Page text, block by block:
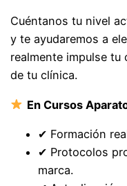
Cuéntanos tu nivel
y te ayudaremos a
realmente impulse tu
de tu clínica.
En Cursos
✔ Formación
✔ Protocolos
marca.